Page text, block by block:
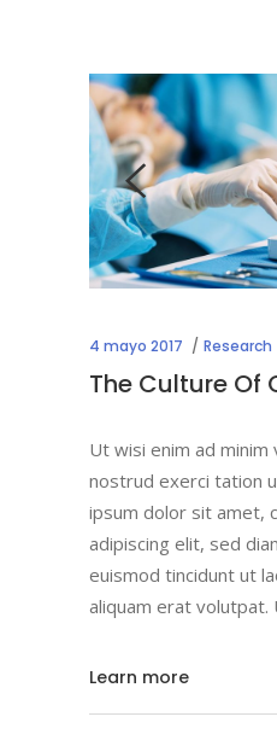
4 mayo 2017 Research
The Culture Of
Ut wisi enim ad minim
nostrud exerci tation
ipsum dolor sit amet,
adipiscing elit, sed
euismod tincidunt ut
aliquam erat volutpat.
Learn more